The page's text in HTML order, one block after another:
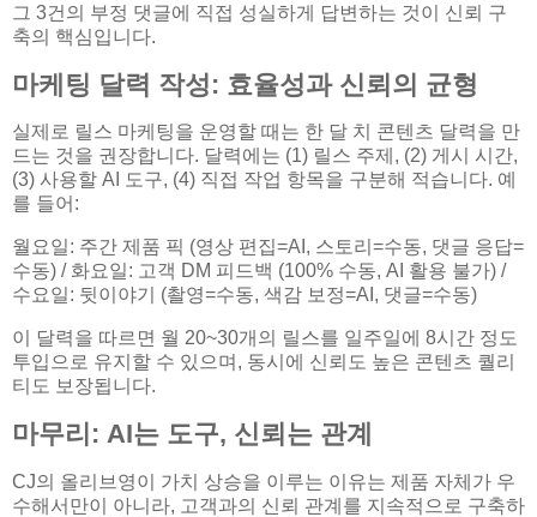
그 3건의 부정 댓글에 직접 성실하게 답변하는 것이 신뢰 구
축의 핵심입니다.
마케팅 달력 작성: 효율성과 신뢰의 균형
실제로 릴스 마케팅을 운영할 때는 한 달 치 콘텐츠 달력을 만
드는 것을 권장합니다. 달력에는 (1) 릴스 주제, (2) 게시 시간,
(3) 사용할 AI 도구, (4) 직접 작업 항목을 구분해 적습니다. 예
를 들어:
월요일: 주간 제품 픽 (영상 편집=AI, 스토리=수동, 댓글 응답=
수동) / 화요일: 고객 DM 피드백 (100% 수동, AI 활용 불가) /
수요일: 뒷이야기 (촬영=수동, 색감 보정=AI, 댓글=수동)
이 달력을 따르면 월 20~30개의 릴스를 일주일에 8시간 정도
투입으로 유지할 수 있으며, 동시에 신뢰도 높은 콘텐츠 퀄리
티도 보장됩니다.
마무리: AI는 도구, 신뢰는 관계
CJ의 올리브영이 가치 상승을 이루는 이유는 제품 자체가 우
수해서만이 아니라, 고객과의 신뢰 관계를 지속적으로 구축하